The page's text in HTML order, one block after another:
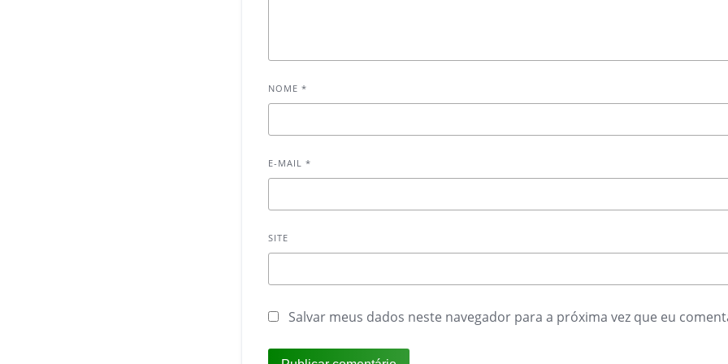
NOME*
E-MAIL*
SITE
Salvar meus dados neste navegador para a próxima vez que eu